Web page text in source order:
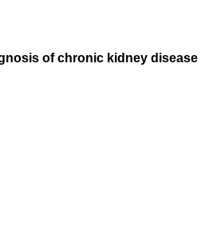
of chronic kidney disease